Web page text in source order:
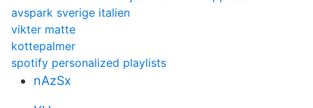
avspark sverige italien
vikter matte
kottepalmer
spotify personalized playlists
nAzSx